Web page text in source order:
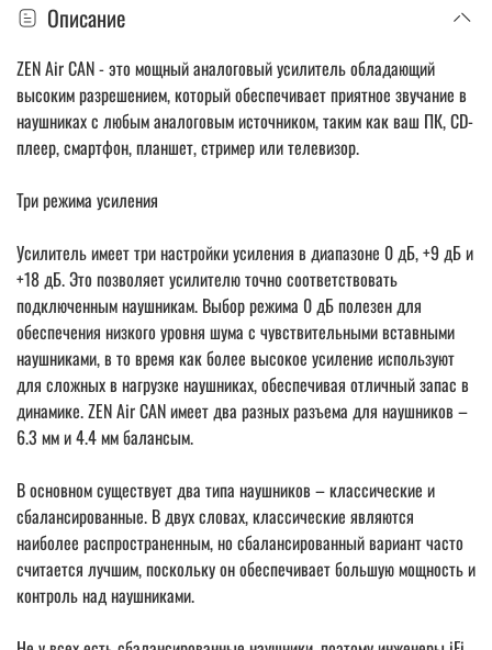
Описание
ZEN Air CAN - это мощный аналоговый усилитель обладающий
высоким разрешением, который обеспечивает приятное звучание в
наушниках с любым аналоговым источником, таким как ваш ПК, CD-
плеер, смартфон, планшет, стример или телевизор.
Три режима усиления
Усилитель имеет три настройки усиления в диапазоне 0 дБ, +9 дБ и
+18 дБ. Это позволяет усилителю точно соответствовать
подключенным наушникам. Выбор режима 0 дБ полезен для
обеспечения низкого уровня шума с чувствительными вставными
наушниками, в то время как более высокое усиление используют
для сложных в нагрузке наушниках, обеспечивая отличный запас в
динамике. ZEN Air CAN имеет два разных разъема для наушников –
6.3 мм и 4.4 мм балансым.
В основном существует два типа наушников – классические и
сбалансированные. В двух словах, классические являются
наиболее распространенным, но сбалансированный вариант часто
считается лучшим, поскольку он обеспечивает большую мощность и
контроль над наушниками.